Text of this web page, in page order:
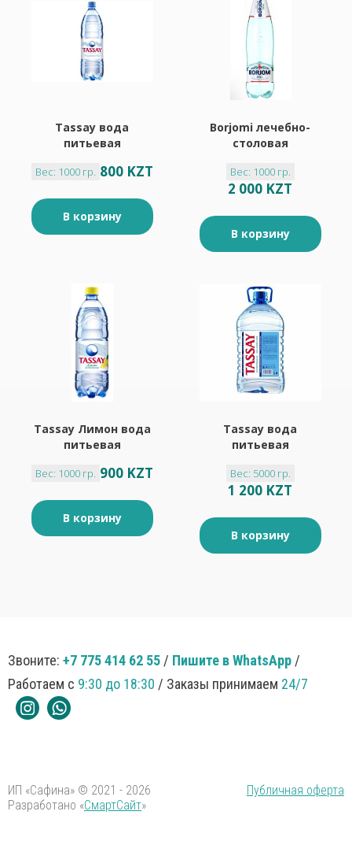
Tassay вода
питьевая
Вес: 1000 гр. 800 KZT
В корзину
Borjomi лечебно-
столовая
Вес: 1000 гр.
2 000 KZT
В корзину
Tassay Лимон вода
питьевая
Вес: 1000 гр. 900 KZT
В корзину
Tassay вода
питьевая
Вес: 5000 гр.
1 200 KZT
В корзину
Звоните: +7 775 414 62 55 / Пишите в WhatsApp /
Работаем с 9:30 до 18:30 / Заказы принимаем 24/7
ИП «Сафина» © 2021 - 2026
Публичная оферта
Разработано «СмартСайт»